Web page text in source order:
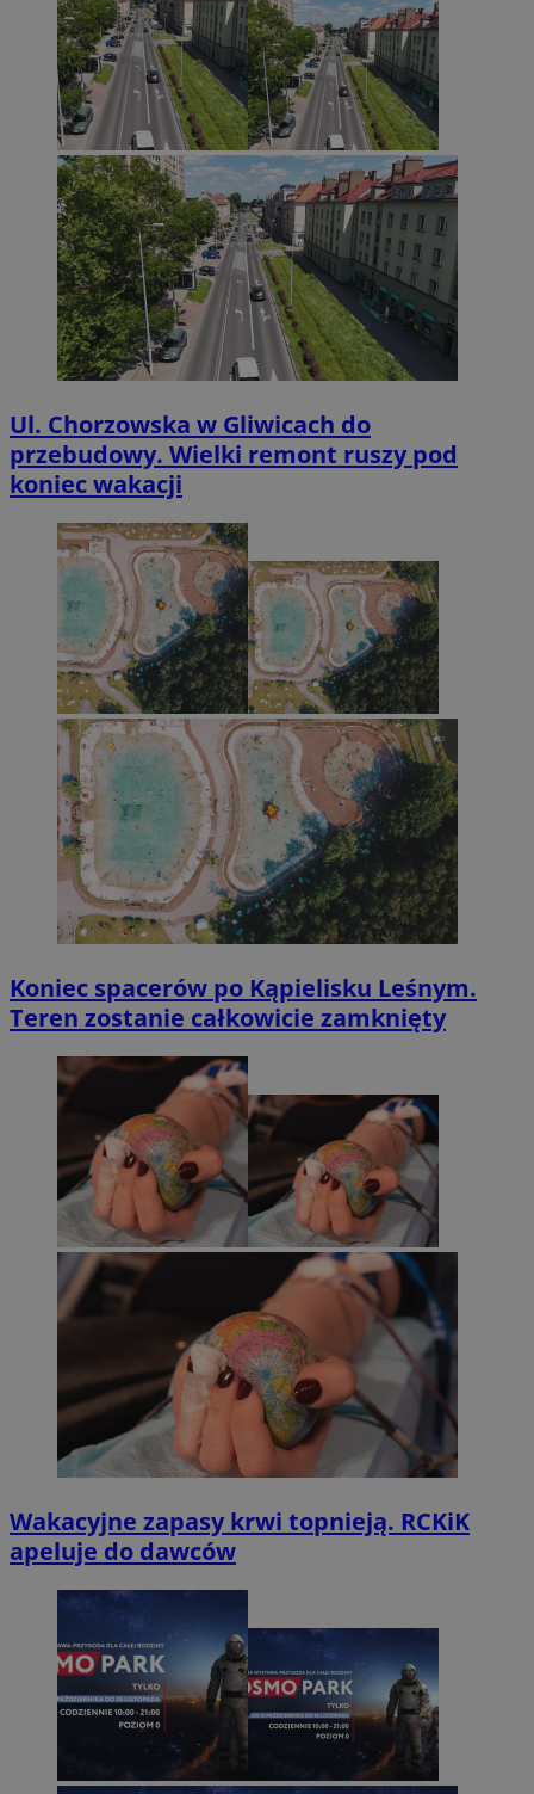
Ul. Chorzowska w Gliwicach do
przebudowy. Wielki remont ruszy pod
koniec wakacji
Koniec spacerów po Kąpielisku Leśnym.
Teren zostanie całkowicie zamknięty
Wakacyjne zapasy krwi topnieją. RCKiK
apeluje do dawców